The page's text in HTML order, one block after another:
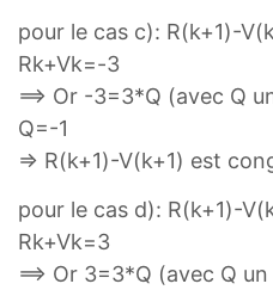
pour le cas c): R(k+1)-
Rk+Vk=-3
==> Or -3=3*Q (avec Q
Q=-1
=> R(k+1)-V(k+1) est
pour le cas d): R(k+1)-
Rk+Vk=3
==> Or 3=3*Q (avec Q